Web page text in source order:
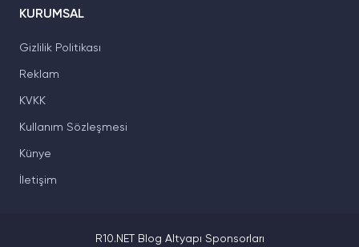
KURUMSAL
Gizlilik Politikası
Reklam
KVKK
Kullanım Sözleşmesi
Künye
İletişim
R10.NET Blog Altyapı Sponsorları